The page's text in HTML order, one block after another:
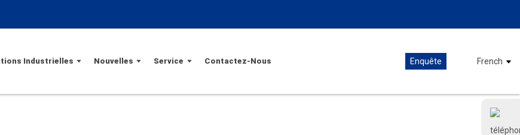
Industrielles Nouvelles Service Contactez-Nous Enquête French